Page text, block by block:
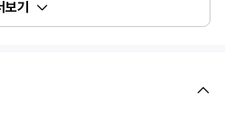
보기